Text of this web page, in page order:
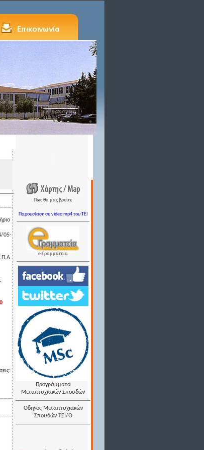
05-
Πως θα μας βρείτε
Παρουσίαση σε video mp4 του TEI
e-Γραμματεία
Προγράμματα
Μεταπτυχιακών Σπουδών
Οδηγός Μεταπτυχιακών
Σπουδών ΤΕΙ/Θ